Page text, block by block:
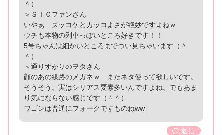
＾）
＞ＳＩＣファンさん
いやぁ ズッコケとカッコよさが絶妙ですよねｗ
ウチも本物の列車っぽいところ好きです！！
5号ちゃんは細かいところまでつい見ちゃいます（＾
＾）
＞通りすがりのヲタさん
顔のあの線路のメガネｗ またネタ使って欲しいです。
そうそう。実はシリアス要素多いんですよね。でもあま
り気にならない感じです（＾＾）
ワゴンは普通にフォークですものねww
返信